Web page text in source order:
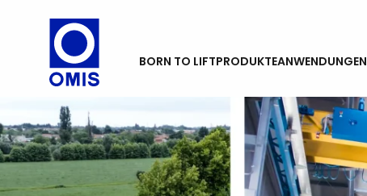
BORN TO LIFTPRODUKTEANWENDUNGEN